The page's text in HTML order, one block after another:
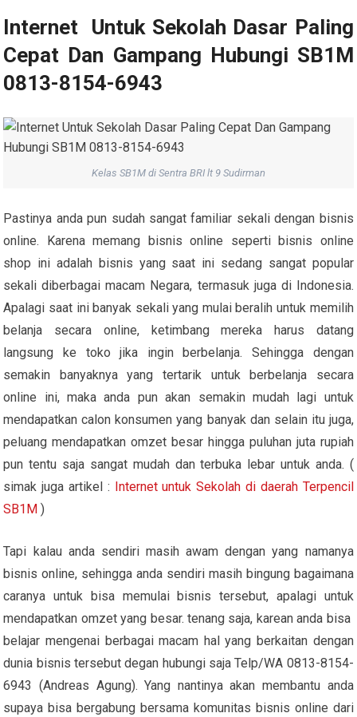
Internet Untuk Sekolah Dasar Paling
Cepat Dan Gampang Hubungi SB1M
0813-8154-6943
Kelas SB1M di Sentra BRI lt 9 Sudirman
Pastinya anda pun sudah sangat familiar sekali dengan bisnis
online. Karena memang bisnis online seperti bisnis online
shop ini adalah bisnis yang saat ini sedang sangat popular
sekali diberbagai macam Negara, termasuk juga di Indonesia.
Apalagi saat ini banyak sekali yang mulai beralih untuk memilih
belanja secara online, ketimbang mereka harus datang
langsung ke toko jika ingin berbelanja. Sehingga dengan
semakin banyaknya yang tertarik untuk berbelanja secara
online ini, maka anda pun akan semakin mudah lagi untuk
mendapatkan calon konsumen yang banyak dan selain itu juga,
peluang mendapatkan omzet besar hingga puluhan juta rupiah
pun tentu saja sangat mudah dan terbuka lebar untuk anda. (
simak juga artikel :
Internet untuk Sekolah di daerah Terpencil
SB1M )
Tapi kalau anda sendiri masih awam dengan yang namanya
bisnis online, sehingga anda sendiri masih bingung bagaimana
caranya untuk bisa memulai bisnis tersebut, apalagi untuk
mendapatkan omzet yang besar. tenang saja, karean anda bisa
belajar mengenai berbagai macam hal yang berkaitan dengan
dunia bisnis tersebut degan hubungi saja Telp/WA 0813-8154-
6943 (Andreas Agung). Yang nantinya akan membantu anda
supaya bisa bergabung bersama komunitas bisnis online dari